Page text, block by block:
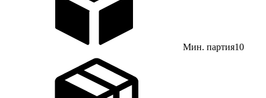
Мин. партия10